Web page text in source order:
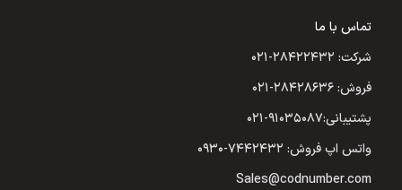
تماس با ما
شرکت: ۲۸۴۲۲۴۳۲-۰۲۱
فروش: ۲۸۴۲۸۶۳۶-۰۲۱
پشتیبانی:۹۱۰۳۵۰۸۷-۰۲۱
واتس اپ فروش: ۷۴۴۲۴۳۲-۰۹۳۰
Sales@codnumber.com